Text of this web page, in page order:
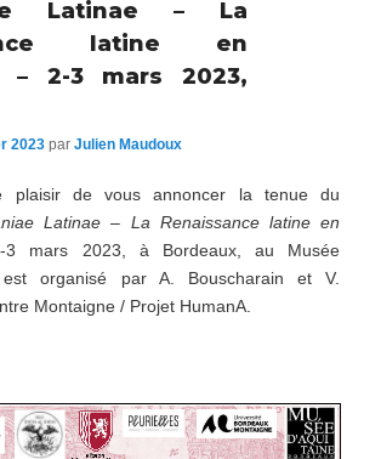
Latinae – La
latine en
– 2-3 mars 2023,
2023 parJulien Maudoux
plaisir de vous annoncer la tenue du
Latinae – La Renaissance latine en
mars 2023, à Bordeaux, au Musée
est organisé par A. Bouscharain et V.
Montaigne / Projet HumanA.